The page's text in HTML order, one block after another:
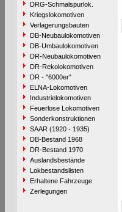
DRG-Schmalspurlok.
Kriegslokomotiven
Verlagerungsbauten
DB-Neubaulokomotiven
DB-Umbaulokomotiven
DR-Neubaulokomotiven
DR-Rekolokomotiven
DR - "6000er"
ELNA-Lokomotiven
Industrielokomotiven
Feuerlose Lokomotiven
Sonderkonstruktionen
SAAR (1920 - 1935)
DB-Bestand 1968
DR-Bestand 1970
Auslandsbestände
Lokbestandslisten
Erhaltene Fahrzeuge
Zerlegungen